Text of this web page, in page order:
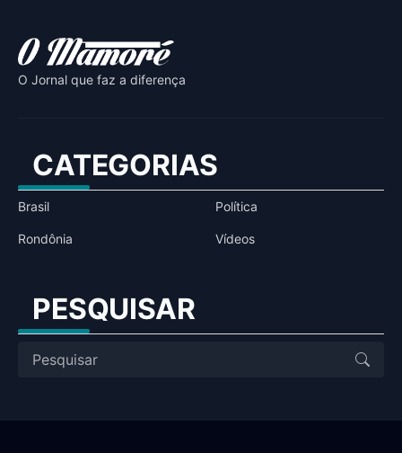
O Jornal que faz a diferença
CATEGORIAS
Brasil Política
Rondônia Vídeos
PESQUISAR